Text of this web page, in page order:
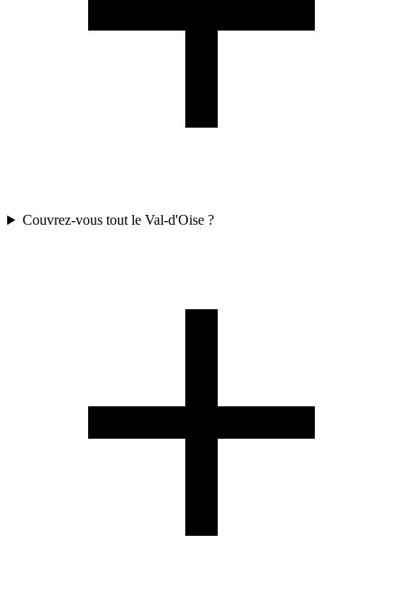
Couvrez-vous tout le Val-d'Oise ?